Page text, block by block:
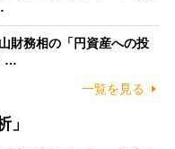
財務相の「円資産への投
…
一覧を見る
」